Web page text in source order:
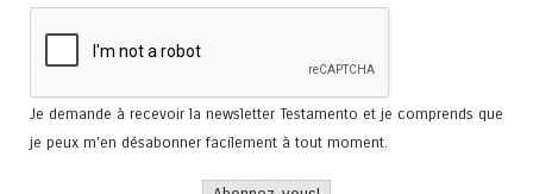
Je demande à recevoir la newsletter Testamento et je comprends que
je peux m'en désabonner facilement à tout moment.